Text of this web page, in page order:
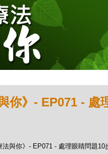
你》- EP071 - 處
與你》- EP071 - 處理眼睛問題10